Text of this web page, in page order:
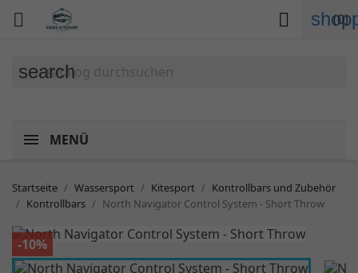
 (0)

search
MENÜ
Startseite Wassersport Kitesport
Kontrollbars und Zubehör
Kontrollbars
North Navigator Control System - Short Throw
-10%